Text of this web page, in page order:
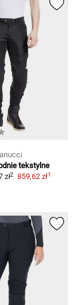
tekstylne
zł2 859,62 zł1